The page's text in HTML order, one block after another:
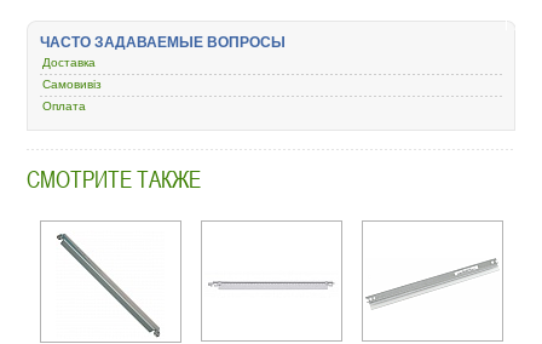
lezvie/45428-
lj-
1160-
h1320dbld.html
ЧАСТО ЗАДАВАЕМЫЕ ВОПРОСЫ
Доставка
Самовивіз
Оплата
СМОТРИТЕ ТАКЖЕ